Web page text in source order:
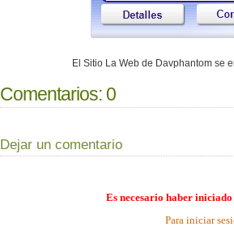
El Sitio La Web de Davphantom se
Comentarios:0
Dejar un comentario
Es necesario haber
Para iniciar